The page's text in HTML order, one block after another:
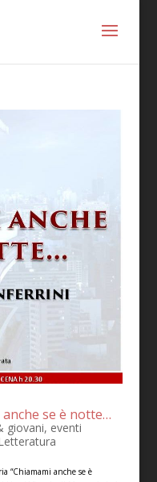
se è notte…
giovani, eventi
“Chiamami anche se è